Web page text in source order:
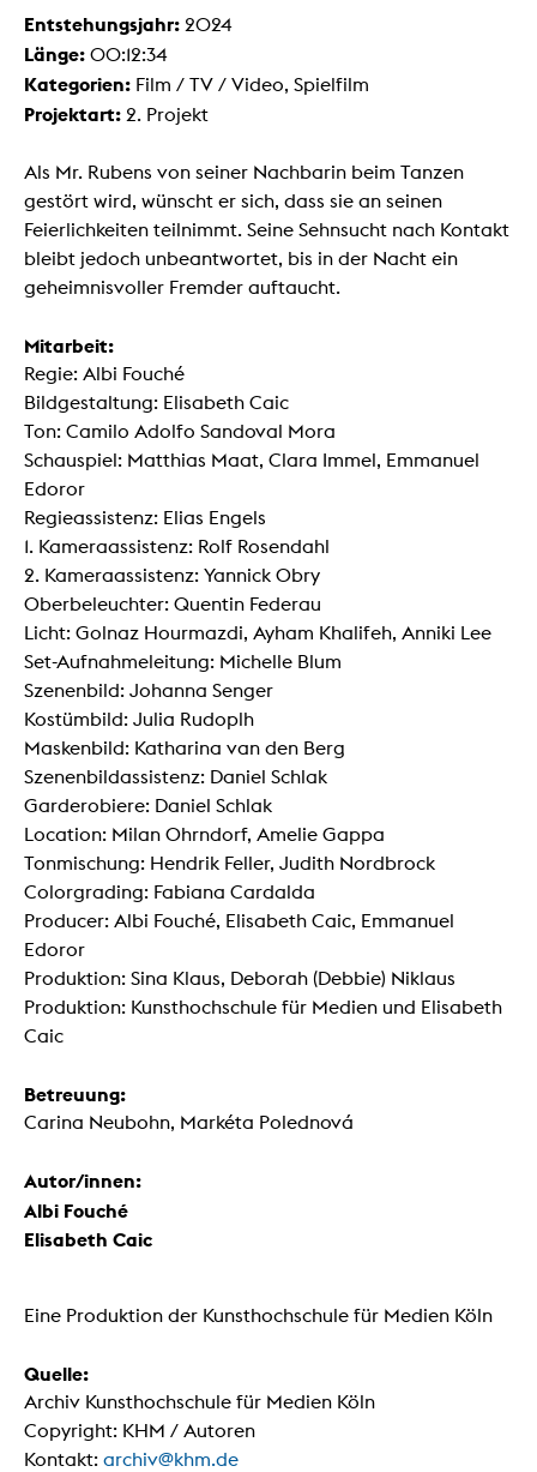
Entstehungsjahr: 2024
Länge: 00:12:34
Kategorien: Film / TV / Video, Spielfilm
Projektart: 2. Projekt
Als Mr. Rubens von seiner Nachbarin beim Tanzen
gestört wird, wünscht er sich, dass sie an seinen
Feierlichkeiten teilnimmt. Seine Sehnsucht nach Kontakt
bleibt jedoch unbeantwortet, bis in der Nacht ein
geheimnisvoller Fremder auftaucht.
Mitarbeit:
Regie: Albi Fouché
Bildgestaltung: Elisabeth Caic
Ton: Camilo Adolfo Sandoval Mora
Schauspiel: Matthias Maat, Clara Immel, Emmanuel
Edoror
Regieassistenz: Elias Engels
1. Kameraassistenz: Rolf Rosendahl
2. Kameraassistenz: Yannick Obry
Oberbeleuchter: Quentin Federau
Licht: Golnaz Hourmazdi, Ayham Khalifeh, Anniki Lee
Set-Aufnahmeleitung: Michelle Blum
Szenenbild: Johanna Senger
Kostümbild: Julia Rudoplh
Maskenbild: Katharina van den Berg
Szenenbildassistenz: Daniel Schlak
Garderobiere: Daniel Schlak
Location: Milan Ohrndorf, Amelie Gappa
Tonmischung: Hendrik Feller, Judith Nordbrock
Colorgrading: Fabiana Cardalda
Producer: Albi Fouché, Elisabeth Caic, Emmanuel
Edoror
Produktion: Sina Klaus, Deborah (Debbie) Niklaus
Produktion: Kunsthochschule für Medien und Elisabeth
Caic
Betreuung:
Carina Neubohn, Markéta Polednová
Autor/innen:
Albi Fouché
Elisabeth Caic
Eine Produktion der Kunsthochschule für Medien Köln
Quelle:
Archiv Kunsthochschule für Medien Köln
Copyright: KHM / Autoren
Kontakt: archiv@khm.de